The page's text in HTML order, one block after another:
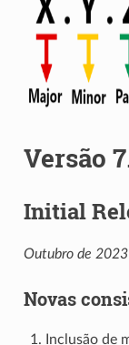
Versão
Initial
Outubro de 2023
Novas
Inclusão de